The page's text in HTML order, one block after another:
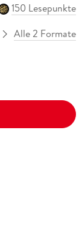
150 Lesepunkte
Alle 2 Formate